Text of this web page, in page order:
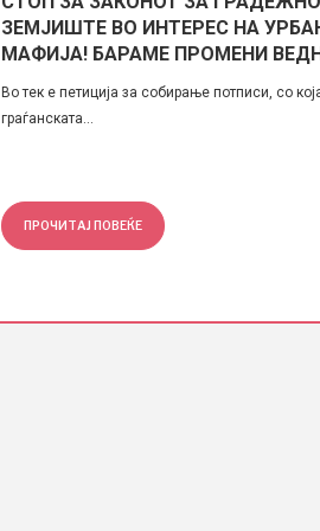
ЗЕМЈИШТЕ ВО ИНТЕРЕС НА
МАФИЈА! БАРАМЕ ПРОМЕНИ
Во тек е петиција за собирање потписи, со
граѓанската...
ПРОЧИТАЈ ПОВЕЌЕ